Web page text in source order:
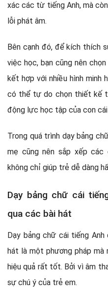
xác các từ tiếng Anh, mà
lỗi phát âm.
Bên cạnh đó, để kích thích
việc học, bạn cũng nên
kết hợp với nhiều hình minh
có thể tự do chọn thiết kế
động lực học tập của con cái
Trong quá trình dạy bảng
mẹ cũng nên sắp xếp các
không chỉ giúp trẻ dễ dàng
Dạy bảng chữ cái
qua các bài hát
Dạy bảng chữ cái tiếng
hát là một phương pháp mà
hiệu quả rất tốt. Bởi vì âm
sự chú ý của trẻ em.